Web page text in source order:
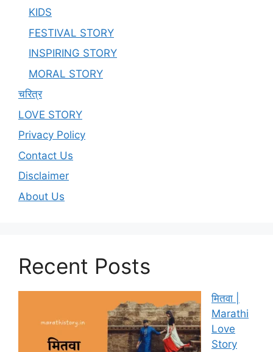
KIDS
FESTIVAL STORY
INSPIRING STORY
MORAL STORY
चरित्र
LOVE STORY
Privacy Policy
Contact Us
Disclaimer
About Us
Recent Posts
मितवा |
Marathi
Love
Story